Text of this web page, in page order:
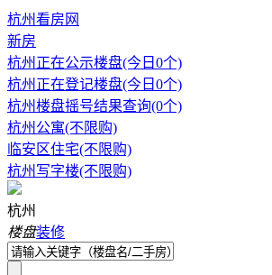
杭州看房网
新房
杭州正在公示楼盘(今日0个)
杭州正在登记楼盘(今日0个)
杭州楼盘摇号结果查询(0个)
杭州公寓(不限购)
临安区住宅(不限购)
杭州写字楼(不限购)
杭州
楼盘装修